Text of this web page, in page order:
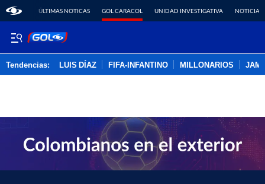
ÚLTIMAS NOTICAS GOL CARACOL UNIDAD INVESTIGATIVA NOTICIAS
Tendencias: LUIS DÍAZ FIFA-INFANTINO MILLONARIOS